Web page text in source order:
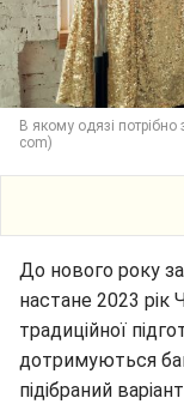
В якому одязі потрібно
com)
До нового року
настане 2023 рік
традиційної
дотримуються
підібраний